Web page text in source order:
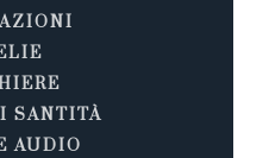
SANTITÀ
AUDIO